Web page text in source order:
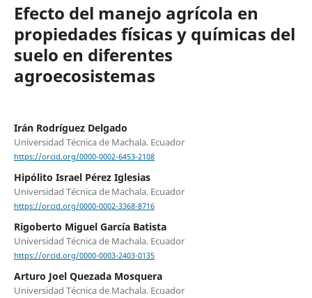
Efecto del manejo agrícola en
propiedades físicas y químicas del
suelo en diferentes
agroecosistemas
Irán Rodríguez Delgado
Universidad Técnica de Machala. Ecuador
https://orcid.org/0000-0002-6453-2108
Hipólito Israel Pérez Iglesias
Universidad Técnica de Machala. Ecuador
https://orcid.org/0000-0002-3368-8716
Rigoberto Miguel García Batista
Universidad Técnica de Machala. Ecuador
https://orcid.org/0000-0003-2403-0135
Arturo Joel Quezada Mosquera
Universidad Técnica de Machala. Ecuador